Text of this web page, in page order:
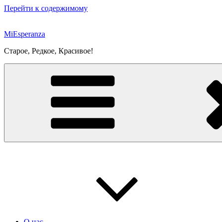
Перейти к содержимому
MiEsperanza
Старое, Редкое, Красивое!